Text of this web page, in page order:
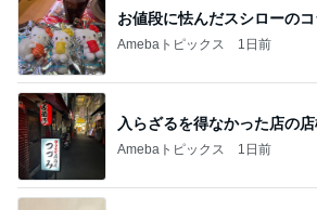
お値段に怯んだスシローの
Amebaトピックス 1日前
入らざるを得なかった店の店
Amebaトピックス 1日前